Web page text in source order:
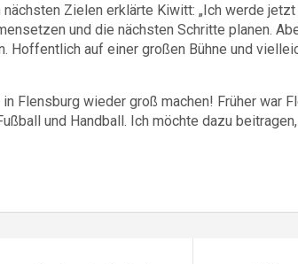
Zielen erklärte Kiwitt: „Ich werde
und die nächsten Schritte planen.
Hoffentlich auf einer großen Bühne und
Flensburg wieder groß machen! Früher war
und Handball. Ich möchte dazu